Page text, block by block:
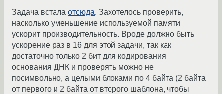
Задача встала отсюда. Захотелось проверить,
насколько уменьшение используемой памяти
ускорит производительность. Вроде должно быть
ускорение раз в 16 для этой задачи, так как
достаточно только 2 бит для кодирования
основания ДНК и проверять можно не
посимвольно, а целыми блоками по 4 байта (2 байта
от первого и 2 байта от второго шаблона, чтобы